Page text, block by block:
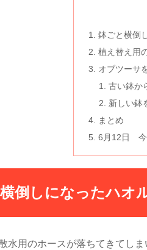
鉢ごと横倒
植え替え用
オブツーサ
古い鉢か
新しい鉢
まとめ
6月12日 今
倒しになったハオ
水用のホースが落ちてきてし